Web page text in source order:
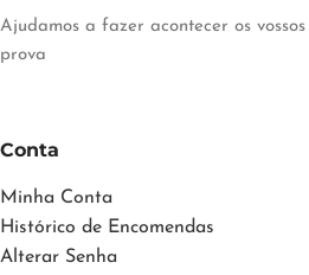
Ajudamos a fazer acontecer os
prova
Conta
Minha Conta
Histórico de Encomendas
Alterar Senha